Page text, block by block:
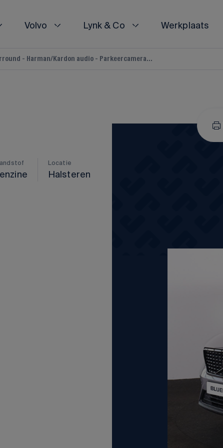
Volvo Lynk & Co Werkplaats
- Harman/Kardon audio - Parkeercamera...
Locatie
Halsteren